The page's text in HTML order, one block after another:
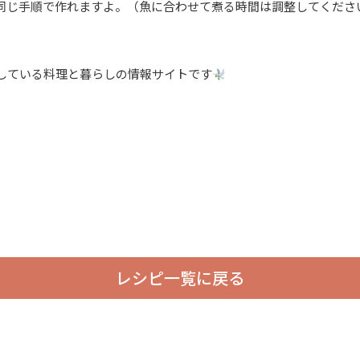
手順で作れますよ。（魚に合わせて煮る時間は調整してくださ
いる料理と暮らしの情報サイトです
レシピ一覧に戻る